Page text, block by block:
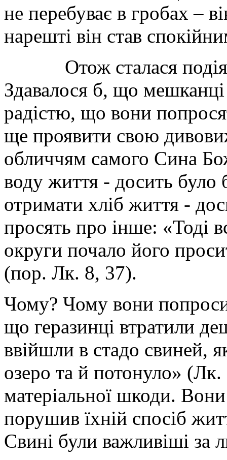
не перебуває в гробах –
нарешті він став
Отож сталася подія,
Здавалося б, що
радістю, що вони
ще проявити свою
обличчям самого Сина
воду життя - досить
отримати хліб життя -
просять про інше: «Тоді
округи почало його
(пор. Лк. 8, 37).
Чому? Чому вони
що геразинці втратили
ввійшли в стадо свиней,
озеро та й потонуло»
матеріальної шкоди.
порушив їхній спосіб
Свині були важливіші за